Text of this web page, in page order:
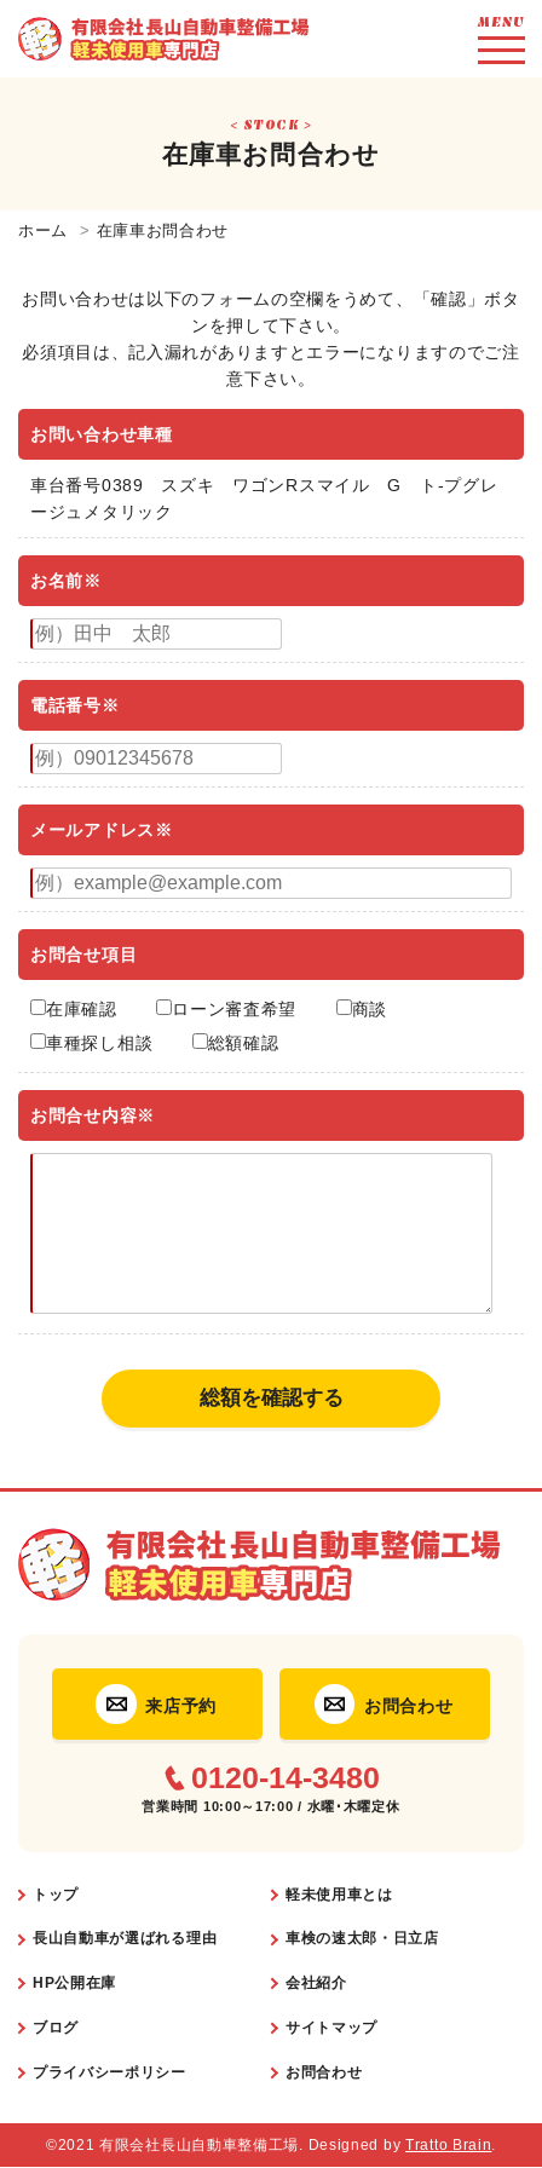
MENU
STOCK
在庫車お問合わせ
ホーム 在庫車お問合わせ
お問い合わせは以下のフォームの空欄をうめて、「確認」ボタ
ンを押して下さい。
必須項目は、記入漏れがありますとエラーになりますのでご注
意下さい。
お問い合わせ車種
車台番号0389 スズキ ワゴンRスマイル G ト-プグレ
ージュメタリック
お名前※
電話番号※
メールアドレス※
お問合せ項目
在庫確認 ローン審査希望
商談
車種探し相談
総額確認
お問合せ内容※
来店予約 お問合わせ
0120-14-3480
営業時間 10:00～17:00 / 水曜･木曜定休
トップ 軽未使用車とは
長山自動車が選ばれる理由 車検の速太郎・日立店
HP公開在庫 会社紹介
ブログ サイトマップ
プライバシーポリシー お問合わせ
©2021 有限会社長山自動車整備工場. Designed by Tratto Brain